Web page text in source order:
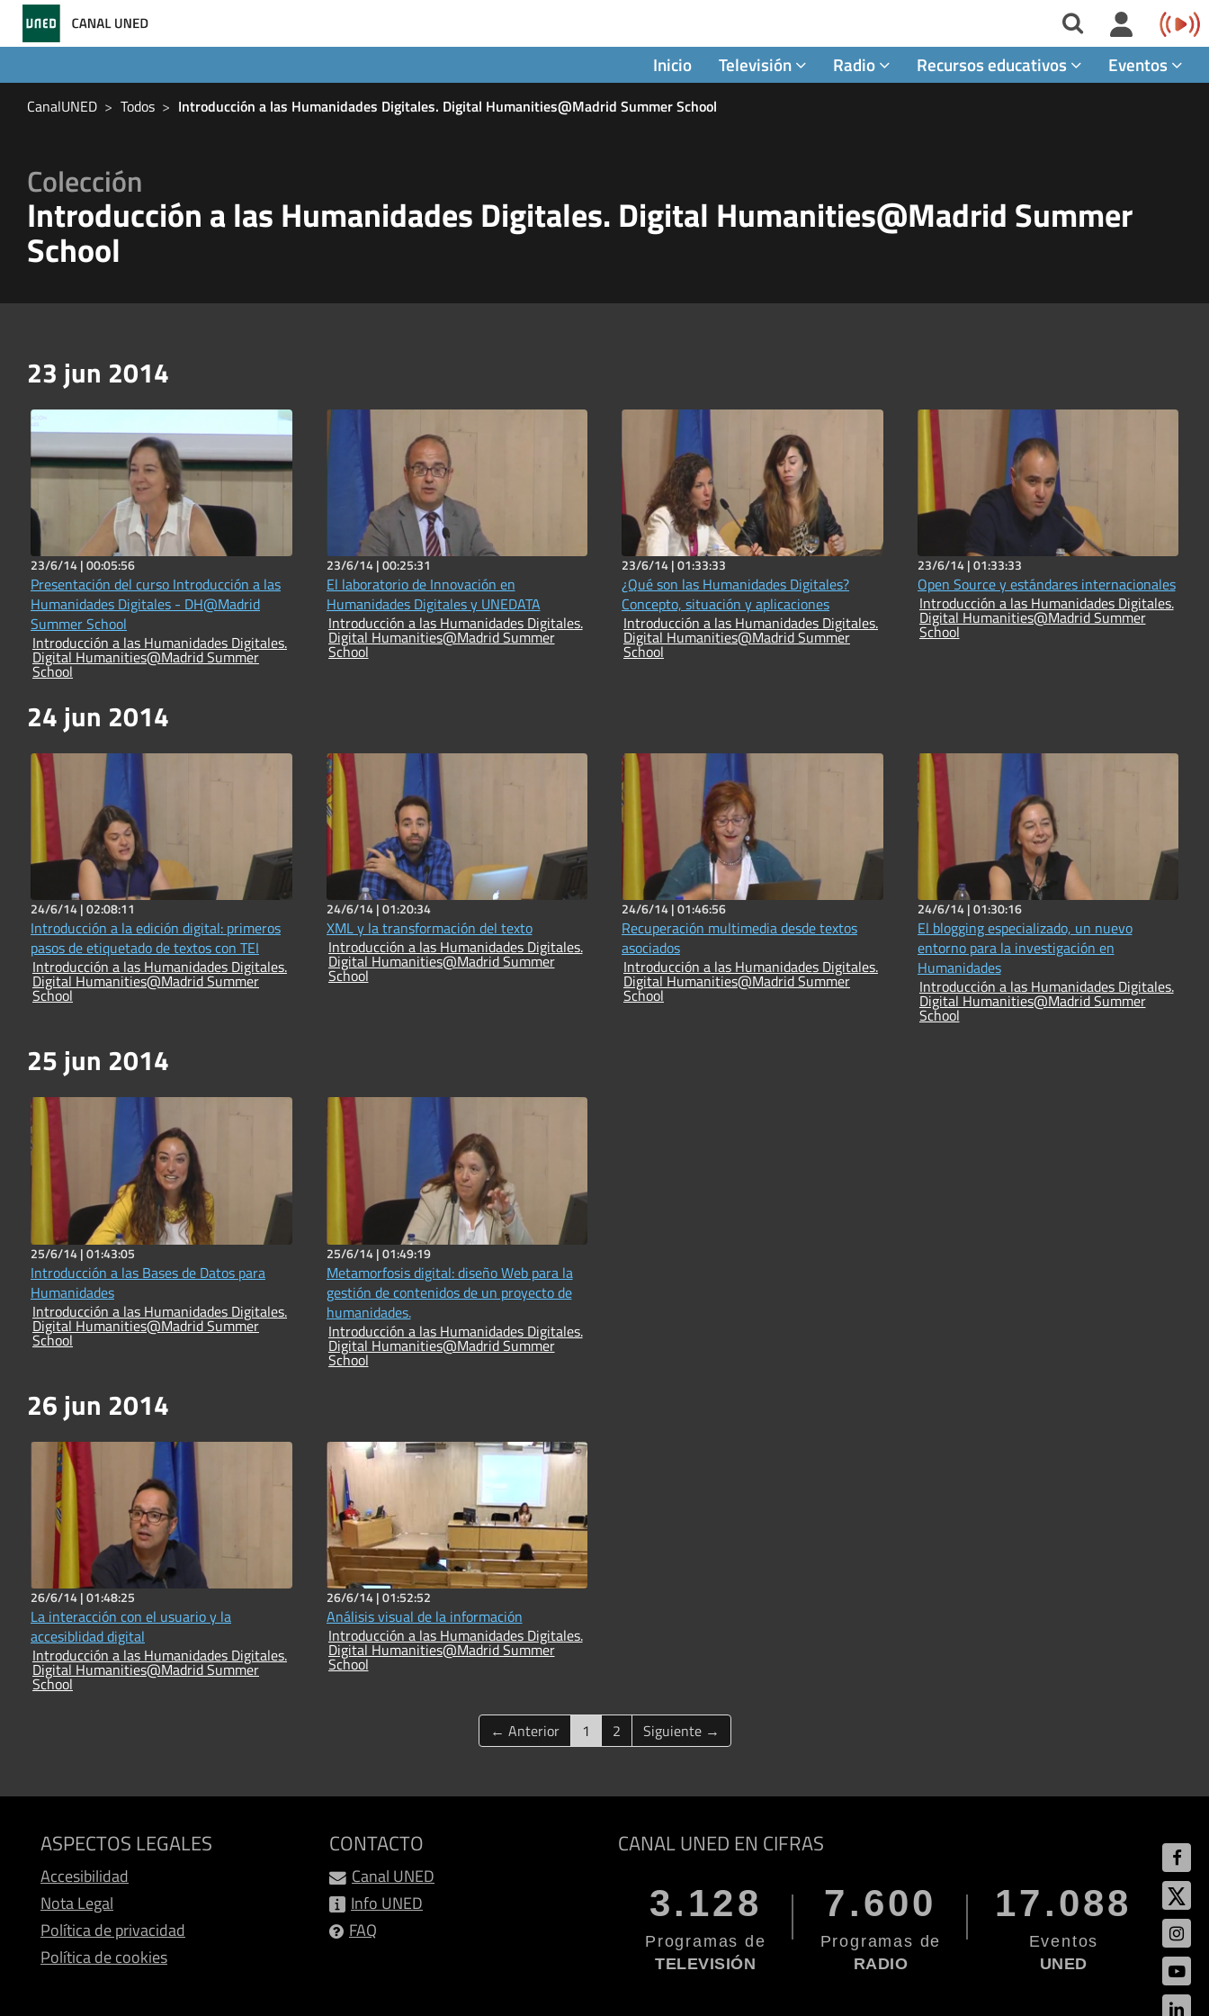
Inicio Televisión Radio Recursos educativos Eventos
CanalUNED Todos Introducción a las Humanidades Digitales. Digital Humanities@Madrid Summer School
Colección
Introducción a las Humanidades Digitales. Digital Humanities@Madrid Summer
School
23 jun 2014
23/6/14 |00:05:56
Presentación del curso Introducción a las
Humanidades Digitales - DH@Madrid
Summer School
Introducción a las Humanidades Digitales.
Digital Humanities@Madrid Summer
School
23/6/14 |00:25:31
El laboratorio de Innovación en
Humanidades Digitales y UNEDATA
Introducción a las Humanidades Digitales.
Digital Humanities@Madrid Summer
School
23/6/14 |01:33:33
¿Qué son las Humanidades Digitales?
Concepto, situación y aplicaciones
Introducción a las Humanidades Digitales.
Digital Humanities@Madrid Summer
School
23/6/14 |01:33:33
Open Source y estándares internacionales
Introducción a las Humanidades Digitales.
Digital Humanities@Madrid Summer
School
24 jun 2014
24/6/14 |02:08:11
Introducción a la edición digital: primeros
pasos de etiquetado de textos con TEI
Introducción a las Humanidades Digitales.
Digital Humanities@Madrid Summer
School
24/6/14 |01:20:34
XML y la transformación del texto
Introducción a las Humanidades Digitales.
Digital Humanities@Madrid Summer
School
24/6/14 |01:46:56
Recuperación multimedia desde textos
asociados
Introducción a las Humanidades Digitales.
Digital Humanities@Madrid Summer
School
24/6/14 |01:30:16
El blogging especializado, un nuevo
entorno para la investigación en
Humanidades
Introducción a las Humanidades Digitales.
Digital Humanities@Madrid Summer
School
25 jun 2014
25/6/14 |01:43:05
Introducción a las Bases de Datos para
Humanidades
Introducción a las Humanidades Digitales.
Digital Humanities@Madrid Summer
School
25/6/14 |01:49:19
Metamorfosis digital: diseño Web para la
gestión de contenidos de un proyecto de
humanidades.
Introducción a las Humanidades Digitales.
Digital Humanities@Madrid Summer
School
26 jun 2014
26/6/14 |01:48:25
La interacción con el usuario y la
accesiblidad digital
Introducción a las Humanidades Digitales.
Digital Humanities@Madrid Summer
School
26/6/14 |01:52:52
Análisis visual de la información
Introducción a las Humanidades Digitales.
Digital Humanities@Madrid Summer
School
← Anterior 1 (current)
2 Siguiente →
ASPECTOS LEGALES
Accesibilidad
Nota Legal
Política de privacidad
Política de cookies
CONTACTO
Canal UNED
Info UNED
FAQ
CANAL UNED EN CIFRAS
3.128
Programas de
TELEVISIÓN
7.600
Programas de
RADIO
17.088
Eventos
UNED